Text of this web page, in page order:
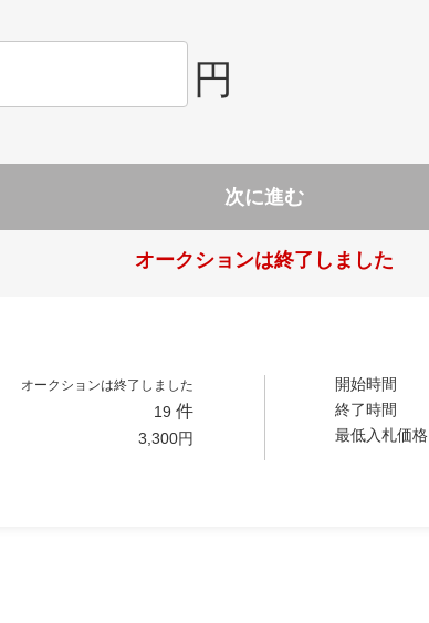
円
次に進む
オークションは終了しました
オークションは終了しました
19 件
3,300円
開始時間
終了時間
最低入札価格